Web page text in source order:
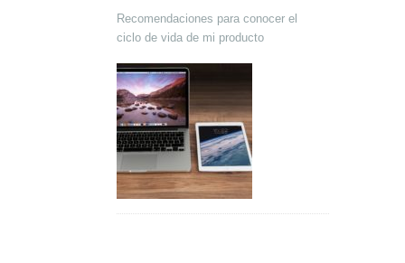
Recomendaciones para conocer el
ciclo de vida de mi producto